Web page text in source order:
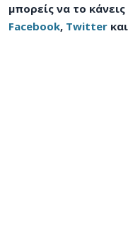
μπορείς να το
Facebook, Twitter και